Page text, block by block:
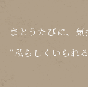
まとうたびに、気
“私らしくいられ